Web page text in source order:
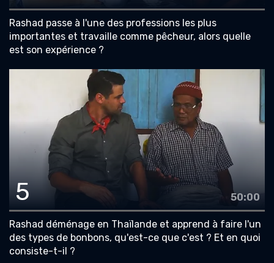
Rashad passe à l'une des professions les plus
importantes et travaille comme pêcheur, alors quelle
est son expérience ?
5 50:00
Rashad déménage en Thaïlande et apprend à faire l'un
des types de bonbons, qu'est-ce que c'est ? Et en quoi
consiste-t-il ?